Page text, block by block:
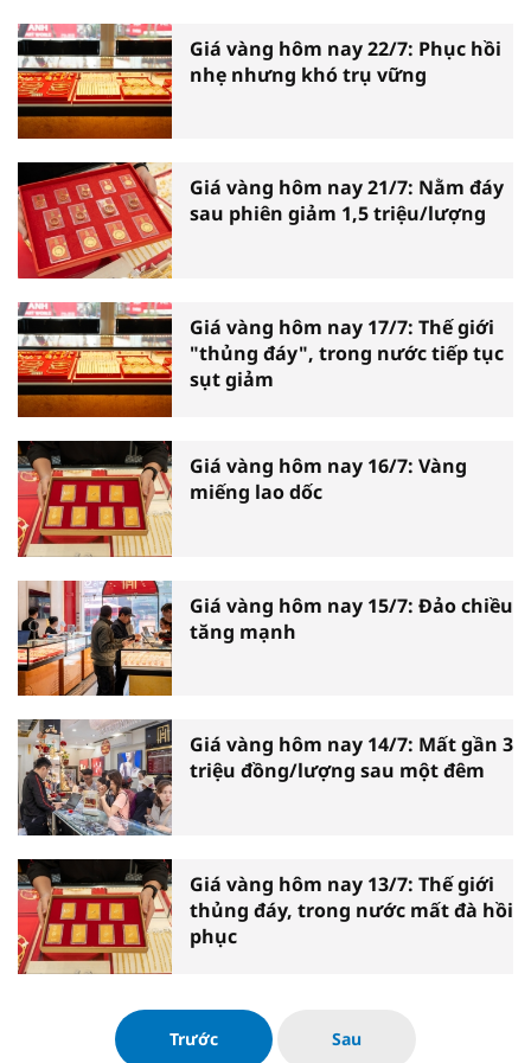
Giá vàng hôm nay 22/7: Phục hồi
nhẹ nhưng khó trụ vững
Giá vàng hôm nay 21/7: Nằm đáy
sau phiên giảm 1,5 triệu/lượng
Giá vàng hôm nay 17/7: Thế giới
"thủng đáy", trong nước tiếp tục
sụt giảm
Giá vàng hôm nay 16/7: Vàng
miếng lao dốc
Giá vàng hôm nay 15/7: Đảo chiều
tăng mạnh
Giá vàng hôm nay 14/7: Mất gần 3
triệu đồng/lượng sau một đêm
Giá vàng hôm nay 13/7: Thế giới
thủng đáy, trong nước mất đà hồi
phục
Trước Sau